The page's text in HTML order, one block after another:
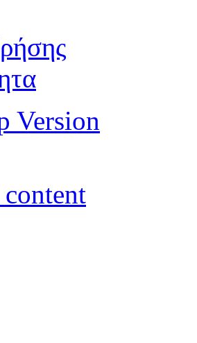
Version